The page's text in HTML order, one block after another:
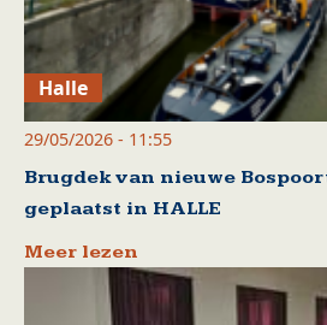
Halle
29/05/2026 - 11:55
Brugdek van nieuwe
geplaatst in HALLE
Meer lezen